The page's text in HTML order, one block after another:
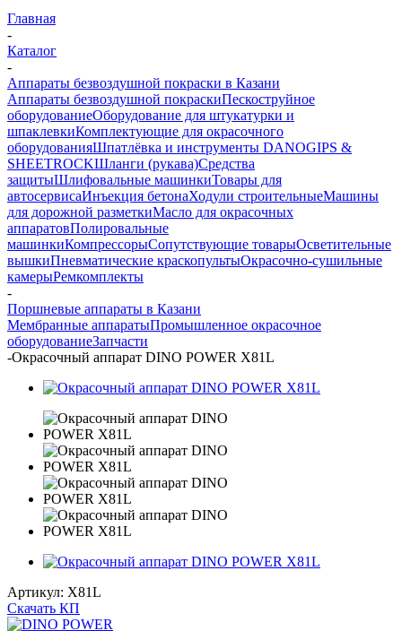
Главная
-
Каталог
-
Аппараты безвоздушной покраски в Казани
Аппараты безвоздушной покраскиПескоструйное
оборудованиеОборудование для штукатурки и
шпаклевкиКомплектующие для окрасочного
оборудованияШпатлёвка и инструменты DANOGIPS &
SHEETROCKШланги (рукава)Средства
защитыШлифовальные машинкиТовары для
автосервисаИнъекция бетонаХодули строительныеМашины
для дорожной разметкиМасло для окрасочных
аппаратовПолировальные
машинкиКомпрессорыСопутствующие товарыОсветительные
вышкиПневматические краскопультыОкрасочно-сушильные
камерыРемкомплекты
-
Поршневые аппараты в Казани
Мембранные аппаратыПромышленное окрасочное
оборудованиеЗапчасти
-Окрасочный аппарат DINO POWER X81L
Артикул: X81L
Скачать КП